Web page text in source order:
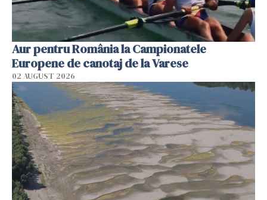
Aur pentru România la Campionatele
Europene de canotaj de la Varese
02 AUGUST 2026